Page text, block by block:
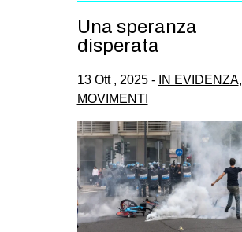
Una speranza
disperata
13 Ott , 2025 - IN EVIDENZA,
MOVIMENTI